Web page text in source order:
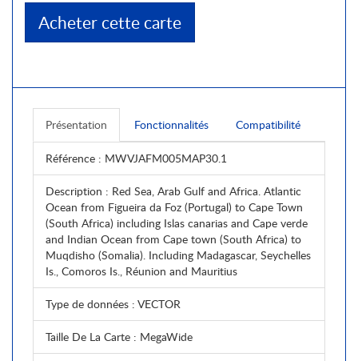
Acheter cette carte
Présentation Fonctionnalités Compatibilité
Référence : MWVJAFM005MAP30.1
Description : Red Sea, Arab Gulf and Africa. Atlantic
Ocean from Figueira da Foz (Portugal) to Cape Town
(South Africa) including Islas canarias and Cape verde
and Indian Ocean from Cape town (South Africa) to
Muqdisho (Somalia). Including Madagascar, Seychelles
Is., Comoros Is., Réunion and Mauritius
Type de données : VECTOR
Taille De La Carte : MegaWide